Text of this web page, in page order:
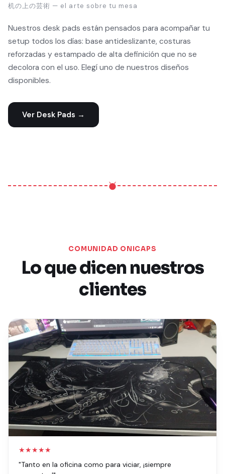
机の上の芸術 — el arte sobre tu mesa
Nuestros desk pads están pensados para acompañar tu
setup todos los días: base antideslizante, costuras
reforzadas y estampado de alta definición que no se
decolora con el uso. Elegí uno de nuestros diseños
disponibles.
Ver Desk Pads →
COMUNIDAD ONICAPS
Lo que dicen nuestros
clientes
★★★★★
"Tanto en la oficina como para viciar, ¡siempre